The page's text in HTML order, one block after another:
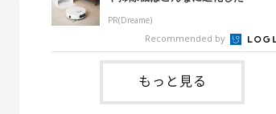
中、妹さんと公園で待ち合わせ
ゃん（撮影当時、生後推定2カ月）。飼
主さんが「#最初に撮った一枚」として
稿した写真には、ケージの隅で不安そ
表情を浮かべるシルビアちゃんの姿が
ていました。こちらは、保護犬だった
の腕にしがみつくつぶしゃん（撮影時6
才）＠kotubusuke617撮影当時の状況
ついて伺うと、飼い主さんはこう教え
れました。飼い主さん： 「ある休日
とです。私がソファに座った途端にひ
上にのってきたので、そのままなでな
テレビを見ていたのですが、微動だに
いので気になって見てみると、腕にし
PR(Dreame)
Recommended by
もっと見る